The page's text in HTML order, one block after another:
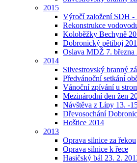
2015
Výročí založení SDH -
Rekonstrukce
Koloběžky Bechyně
Dobronický pětiboj
Oslava MDŽ 7. března
2014
Silvestrovský branný
Předvánoční setkání
Vánoční zpívání u
Mezinárodní den žen
Návštěva z Lípy 13. -
Dřevosochání
Hoštice 2014
2013
Oprava silnice za řekou
Oprava silnice k řece
Hasičský bál 23. 2.